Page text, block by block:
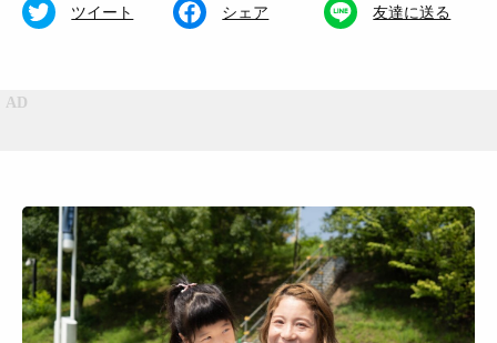
おいしい お知らせ
広告掲載について プライバシーポリシー
インフォマティブデータポリシ
ー
お問合せ
ツイート シェア 友達に送る